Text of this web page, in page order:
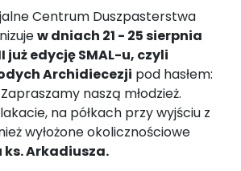
Centrum Duszpasterstwa
w dniach 21 - 25 sierpnia
już edycję SMAL-u, czyli
Archidiecezji pod hasłem:
Zapraszamy naszą młodzież.
na półkach przy wyjściu z
wyłożone okolicznościowe
ks. Arkadiusza.